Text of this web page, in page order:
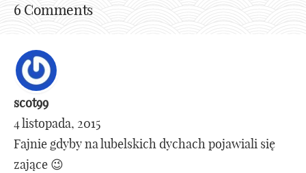
6 Comments
scot99
4 listopada, 2015
Fajnie gdyby na lubelskich dychach pojawiali się
zające 😉